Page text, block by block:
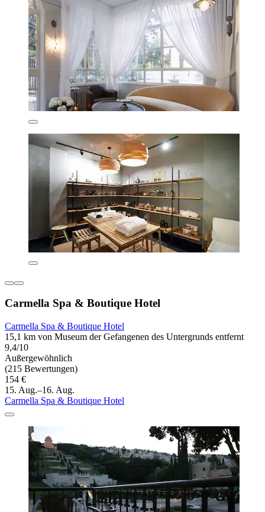
Carmella Spa & Boutique Hotel
Carmella Spa & Boutique Hotel
15,1 km von Museum der Gefangenen des Untergrunds entfernt
9,4/10
Außergewöhnlich
(215 Bewertungen)
154 €
15. Aug.–16. Aug.
Carmella Spa & Boutique Hotel